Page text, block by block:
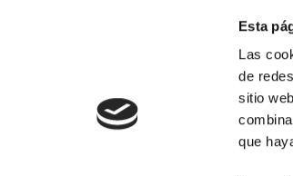
Esta
Las
de
sitio
que